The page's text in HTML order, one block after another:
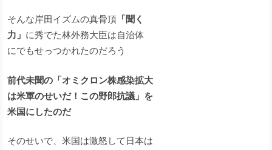
そんな岸田イズムの真骨頂「聞く
力」 に秀でた林外務大臣は自治体
にでもせっつかれたのだろう
前代未聞の「オミクロン株感染拡大
は米軍のせいだ！この野郎抗議」を
米国にしたのだ
そのせいで、米国は激怒して日本は